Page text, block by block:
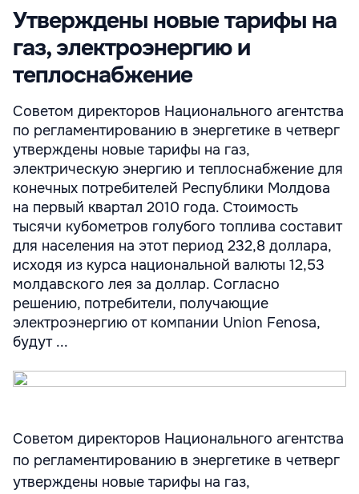
Утверждены новые тарифы на
газ, электроэнергию и
теплоснабжение
Советом директоров Национального агентства
по регламентированию в энергетике в четверг
утверждены новые тарифы на газ,
электрическую энергию и теплоснабжение для
конечных потребителей Республики Молдова
на первый квартал 2010 года. Стоимость
тысячи кубометров голубого топлива составит
для населения на этот период 232,8 доллара,
исходя из курса национальной валюты 12,53
молдавского лея за доллар. Согласно
решению, потребители, получающие
электроэнергию от компании Union Fenosa,
будут ...
Советом директоров Национального агентства
по регламентированию в энергетике в четверг
утверждены новые тарифы на газ,